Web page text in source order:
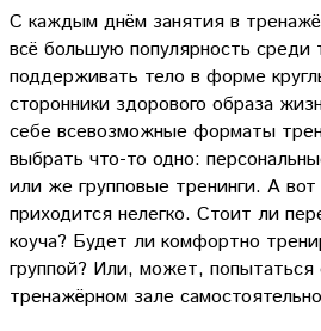
С каждым днём занятия в
всё большую популярность среди
поддерживать тело в форме
сторонники здорового образа
себе всевозможные форматы
выбрать что-то одно:
или же групповые тренинги. А
приходится нелегко. Стоит ли
коуча? Будет ли комфортно
группой? Или, может, попытаться
тренажёрном зале